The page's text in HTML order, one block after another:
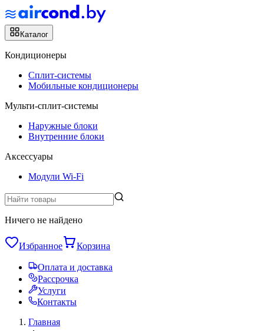
Каталог
Кондиционеры
Сплит-системы
Мобильные кондиционеры
Мульти-сплит-системы
Наружные блоки
Внутренние блоки
Аксессуары
Модули Wi-Fi
Ничего не найдено
Избранное Корзина
Оплата и доставка
Рассрочка
Услуги
Контакты
Главная